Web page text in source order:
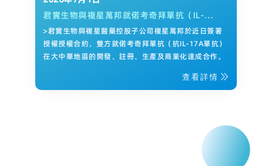
君實生物與複星萬邦就偌考奇拜單抗（IL-
17A）達成研發和商業化合作
>君實生物與複星醫藥控股子公司複星萬邦於近日簽署
授權授權合約，雙方就偌考奇拜單抗（抗IL-17A單抗）
在大中華地區的開發、註冊、生產及商業化達成合作。
查看詳情